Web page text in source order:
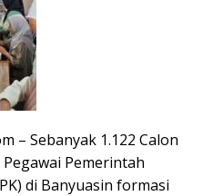
– Sebanyak 1.122 Calon
Pemerintah
di Banyuasin formasi